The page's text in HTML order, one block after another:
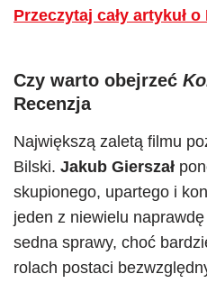
Przeczytaj cały artykuł
Czy warto obejrzeć
Recenzja
Największą zaletą filmu
Bilski. Jakub Gierszał
skupionego, upartego i
jeden z niewielu
sedna sprawy, choć
rolach postaci